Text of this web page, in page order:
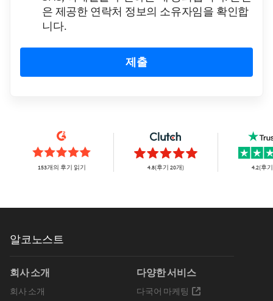
은 제공한 연락처 정보의 소유자임을 확인합
니다.
제출
153개의 후기 읽기 4.8(후기 20개) 4.2(후
알코노스트
회사 소개
회사 소개
다양한 서비스
다국어 마케팅